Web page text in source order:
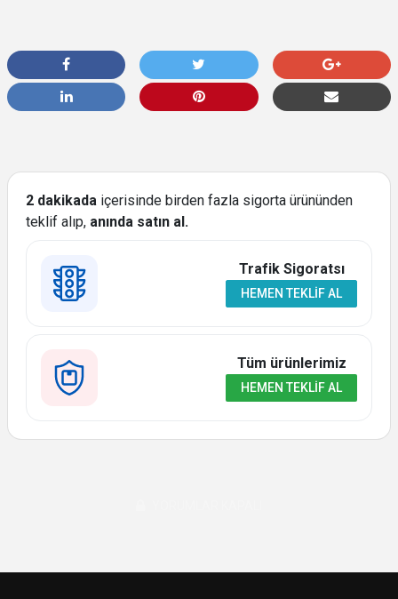
2 dakikada içerisinde birden fazla sigorta ürününden
teklif alıp, anında satın al.
Trafik Sigoratsı
HEMEN TEKLIF AL
Tüm ürünlerimiz
HEMEN TEKLIF AL